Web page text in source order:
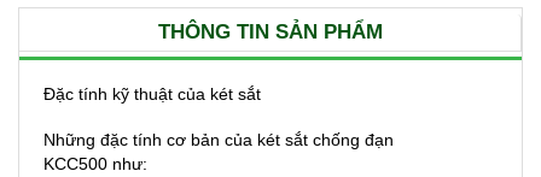
THÔNG TIN SẢN PHẨM
Đặc tính kỹ thuật của két sắt
Những đặc tính cơ bản của két sắt chống đạn
KCC500 như: